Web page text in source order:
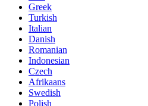
Greek
Turkish
Italian
Danish
Romanian
Indonesian
Czech
Afrikaans
Swedish
Polish